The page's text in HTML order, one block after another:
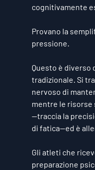
cognitivamente
Provano la
pressione.
Questo è diverso
tradizionale. Si
nervoso di
mentre le risorse
—traccia la
di fatica—ed è
Gli atleti che
preparazione